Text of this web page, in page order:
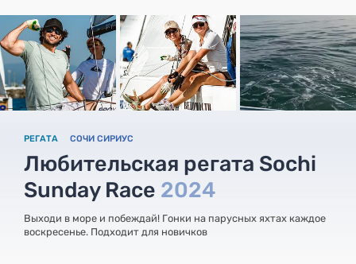
РЕГАТА СОЧИ СИРИУС
Любительская регата Sochi
Sunday Race 2024
Выходи в море и побеждай! Гонки на парусных яхтах каждое
воскресенье. Подходит для новичков